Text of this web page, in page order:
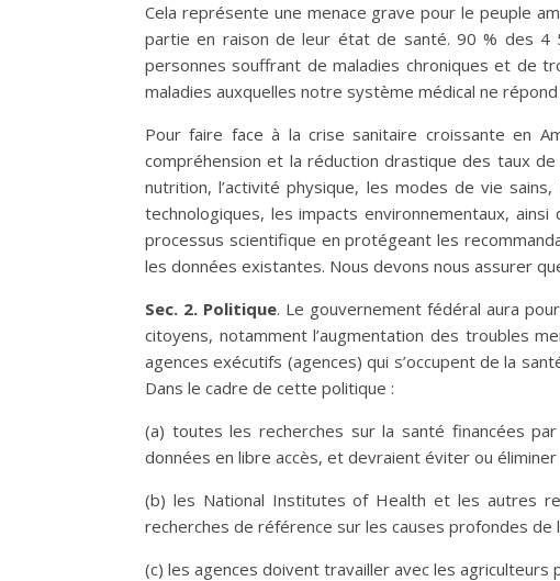
Cela représente une menace grave pour le peuple
partie en raison de leur état de santé. 90 % des 4
personnes souffrant de maladies chroniques et de
maladies auxquelles notre système médical ne
Pour faire face à la crise sanitaire croissante en
compréhension et la réduction drastique des taux de
nutrition, l’activité physique, les modes de vie
technologiques, les impacts environnementaux,
processus scientifique en protégeant les
les données existantes. Nous devons nous assurer
Sec. 2. Politique. Le gouvernement fédéral aura
citoyens, notamment l’augmentation des troubles
agences exécutifs (agences) qui s’occupent de la
Dans le cadre de cette politique :
(a) toutes les recherches sur la santé financées
données en libre accès, et devraient éviter ou
(b) les National Institutes of Health et les autres
recherches de référence sur les causes profondes de
(c) les agences doivent travailler avec les